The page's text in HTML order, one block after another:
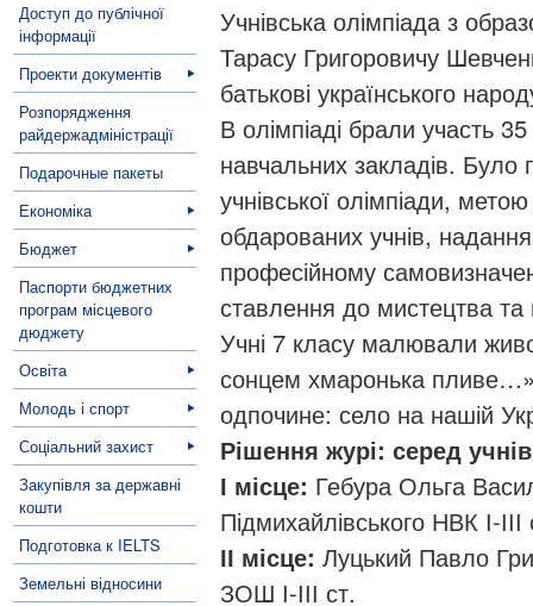
Доступ до публічної
інформації
Проекти документів
Розпорядження
райдержадміністрації
Подарочные пакеты
Економіка
Бюджет
Паспорти бюджетних
програм місцевого
дюджету
Освіта
Молодь і спорт
Соціальний захист
Закупівля за державні
кошти
Подготовка к IELTS
Земельні відносини
Учнівська олімпіада з
Тарасу Григоровичу
батькові українського
В олімпіаді брали участь 35
навчальних закладів. Було
учнівської олімпіади,
обдарованих учнів,
професійному
ставлення до мистецтва та
Учні 7 класу малювали
сонцем хмаронька
одпочине: село на нашій
Рішення журі: серед
І місце: Гебура Ольга
Підмихайлівського НВК І-ІІІ
ІІ місце: Луцький Павло
ЗОШ І-ІІІ ст.